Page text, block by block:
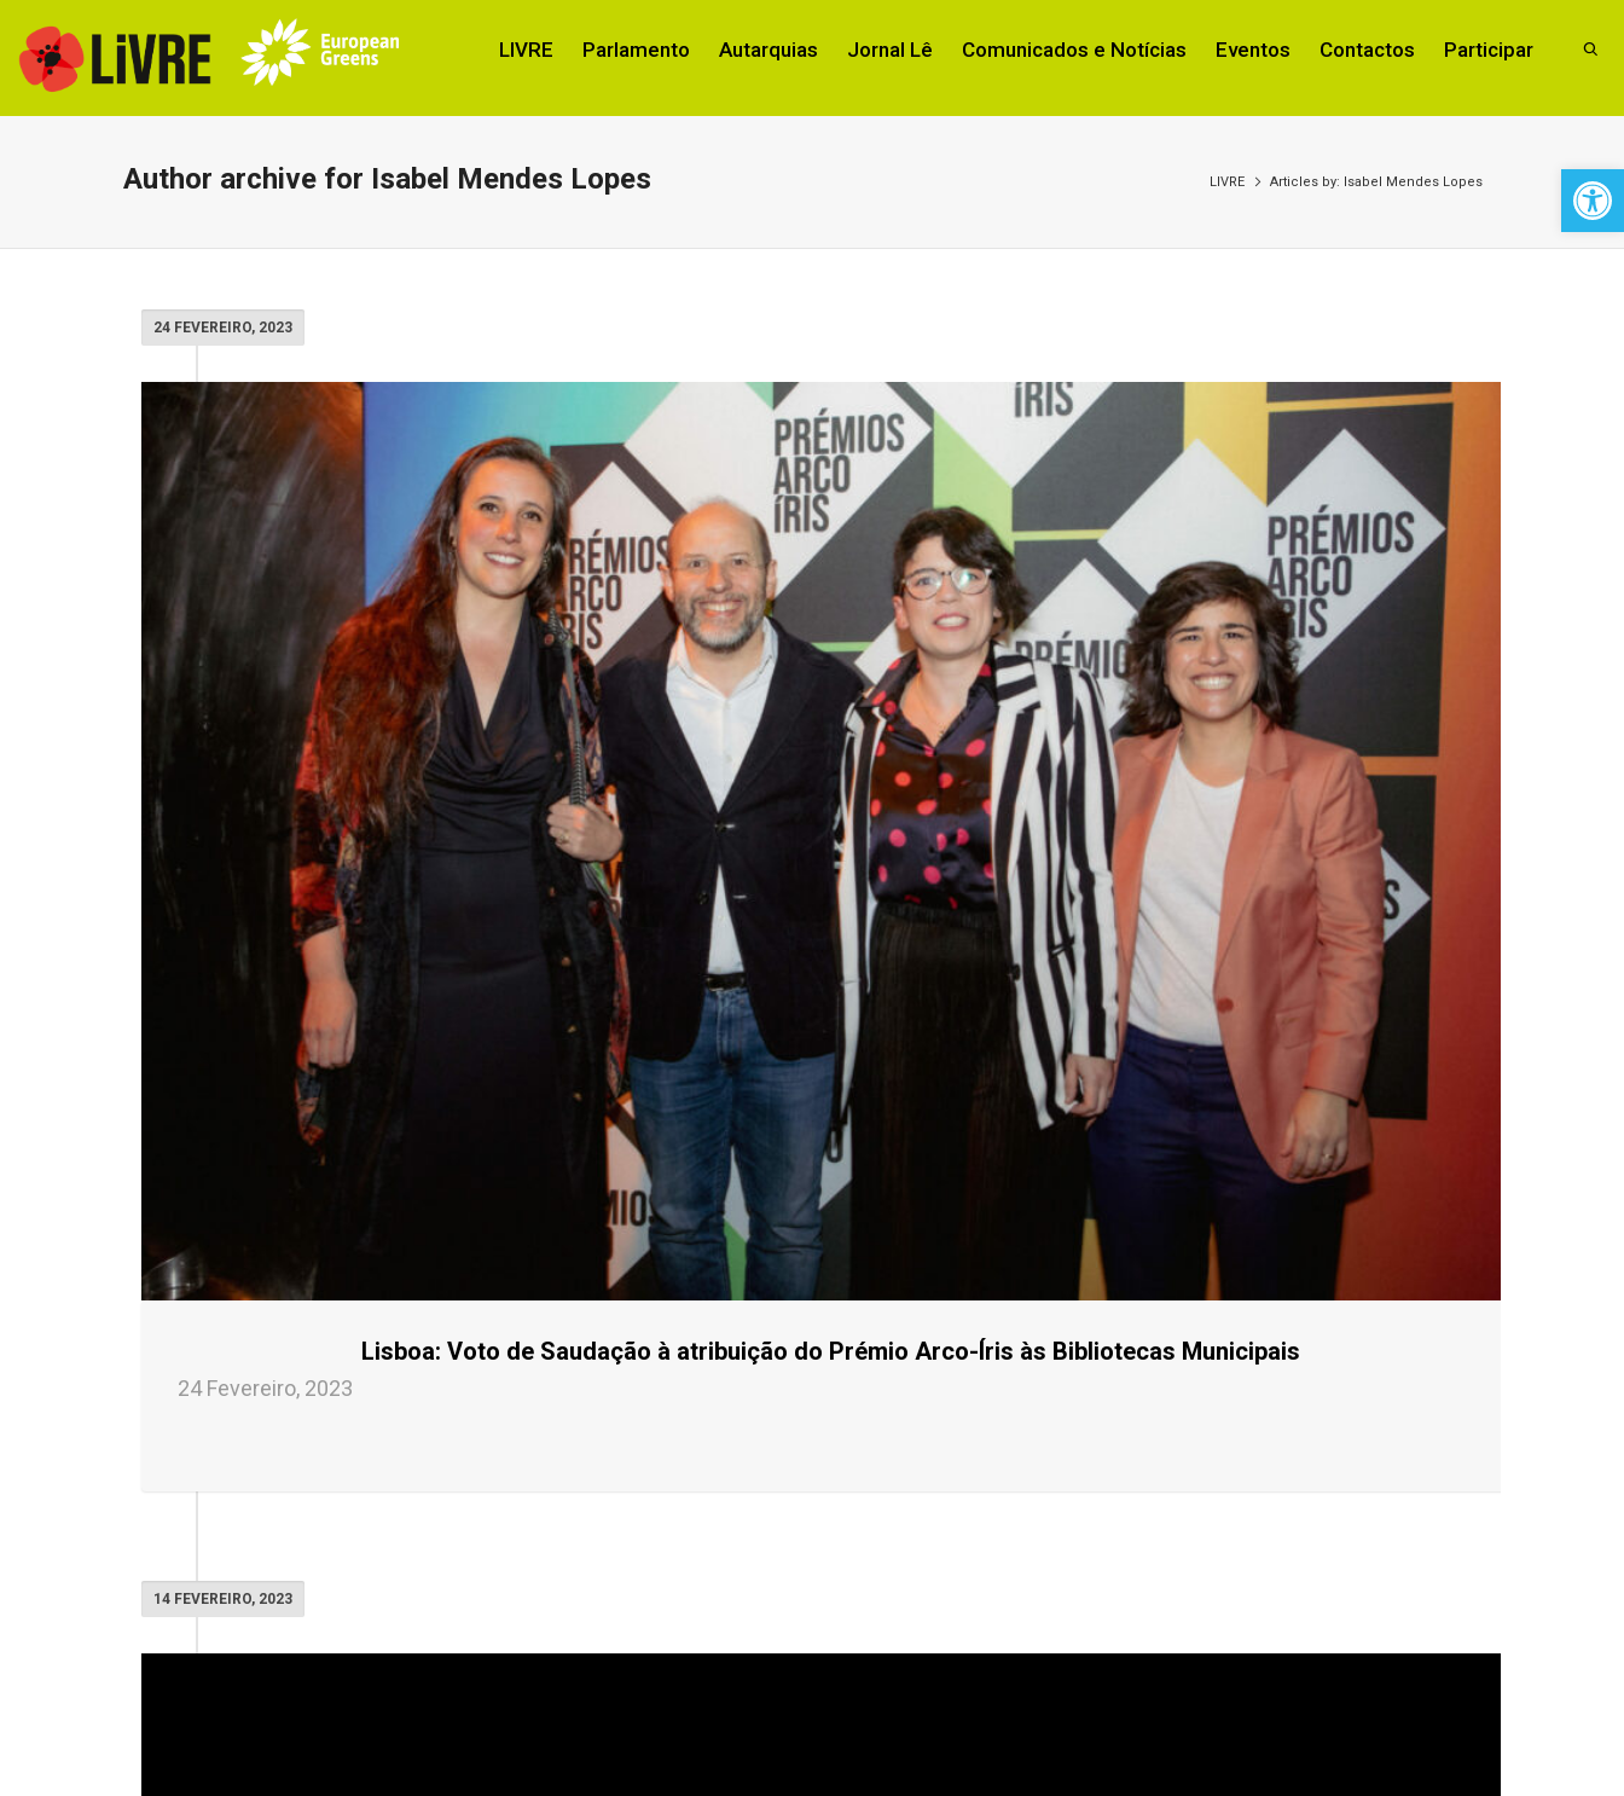
LIVRE Parlamento Autarquias Jornal Lê Comunicados e Notícias Eventos Contactos Participar
Author archive for Isabel Mendes Lopes LIVRE Articles by: Isabel Mendes Lopes
24 FEVEREIRO, 2023
Lisboa: Voto de Saudação à atribuição do Prémio Arco-Íris às Bibliotecas Municipais
24 Fevereiro, 2023
14 FEVEREIRO, 2023